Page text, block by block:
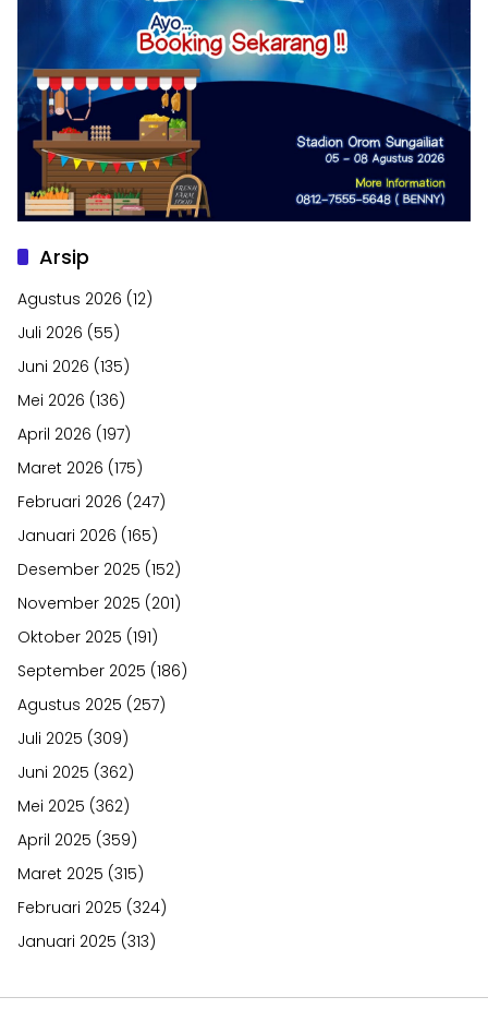
Arsip
Agustus 2026 (12)
Juli 2026 (55)
Juni 2026 (135)
Mei 2026 (136)
April 2026 (197)
Maret 2026 (175)
Februari 2026 (247)
Januari 2026 (165)
Desember 2025 (152)
November 2025 (201)
Oktober 2025 (191)
September 2025 (186)
Agustus 2025 (257)
Juli 2025 (309)
Juni 2025 (362)
Mei 2025 (362)
April 2025 (359)
Maret 2025 (315)
Februari 2025 (324)
Januari 2025 (313)